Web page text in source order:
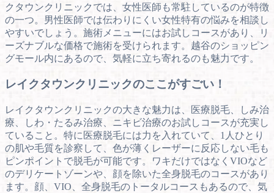
クタウンクリニックでは、女性医師も常駐しているのが特徴
の一つ。男性医師では伝わりにくい女性特有の悩みを相談し
やすいでしょう。施術メニューにはお試しコースがあり、リ
ーズナブルな価格で施術を受けられます。越谷のショッピン
グモール内にあるので、気軽に立ち寄れるのも魅力です。
レイクタウンクリニックのここがすごい！
レイクタウンクリニックの大きな魅力は、医療脱毛、しみ治
療、しわ・たるみ治療、ニキビ治療のお試しコースが充実し
ていること。特に医療脱毛には力を入れていて、1人ひとり
の肌や毛質を診察して、色が薄くレーザーに反応しない毛も
ピンポイントで脱毛が可能です。ワキだけではなくVIOなど
のデリケートゾーンや、顔を除いた全身脱毛のコースがあり
ます。顔、VIO、全身脱毛のトータルコースもあるので、気